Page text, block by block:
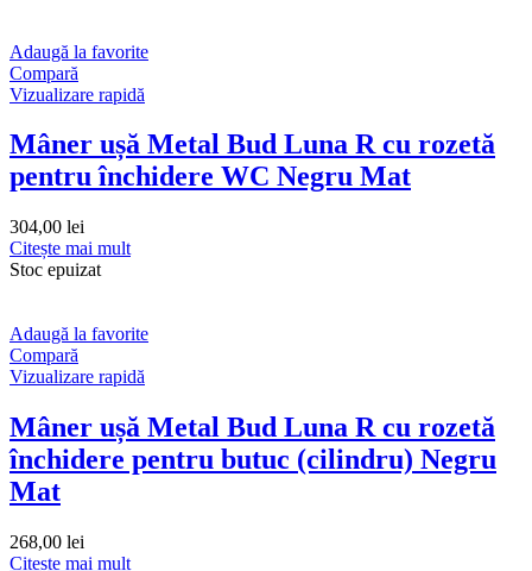
Adaugă la favorite
Compară
Vizualizare rapidă
Mâner ușă Metal Bud Luna R cu rozetă
pentru închidere WC Negru Mat
304,00 lei
Citește mai mult
Stoc epuizat
Adaugă la favorite
Compară
Vizualizare rapidă
Mâner ușă Metal Bud Luna R cu rozetă
închidere pentru butuc (cilindru) Negru
Mat
268,00 lei
Citește mai mult